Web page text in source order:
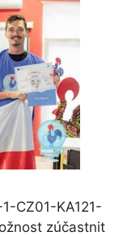
CZ01-KA121-
zúčastnit